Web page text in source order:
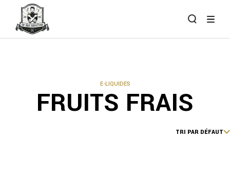
content
E-LIQUIDES
FRUITS FRAIS
TRI PAR DÉFAUT